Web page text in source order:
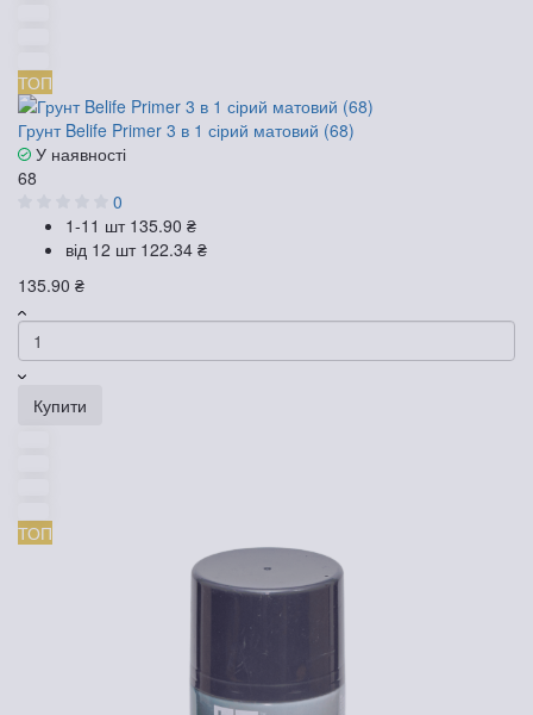
ТОП
Грунт Belife Primer 3 в 1 сірий матовий (68)
У наявності
68
0
1-11 шт 135.90 ₴
від 12 шт 122.34 ₴
135.90 ₴
Купити
ТОП